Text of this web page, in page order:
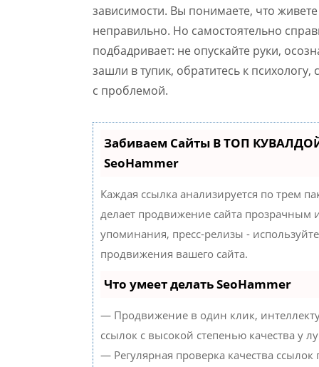
зависимости. Вы понимаете, что
неправильно. Но самостоятельно
подбадривает: не опускайте руки,
зашли в тупик, обратитесь к
с проблемой.
Забиваем Сайты В ТОП
SeoHammer
Каждая ссылка анализируется по трем
делает продвижение сайта прозрачным
упоминания, пресс-релизы -
продвижения вашего сайта.
Что умеет делать SeoHammer
— Продвижение в один клик,
ссылок с высокой степенью качества у
— Регулярная проверка качества